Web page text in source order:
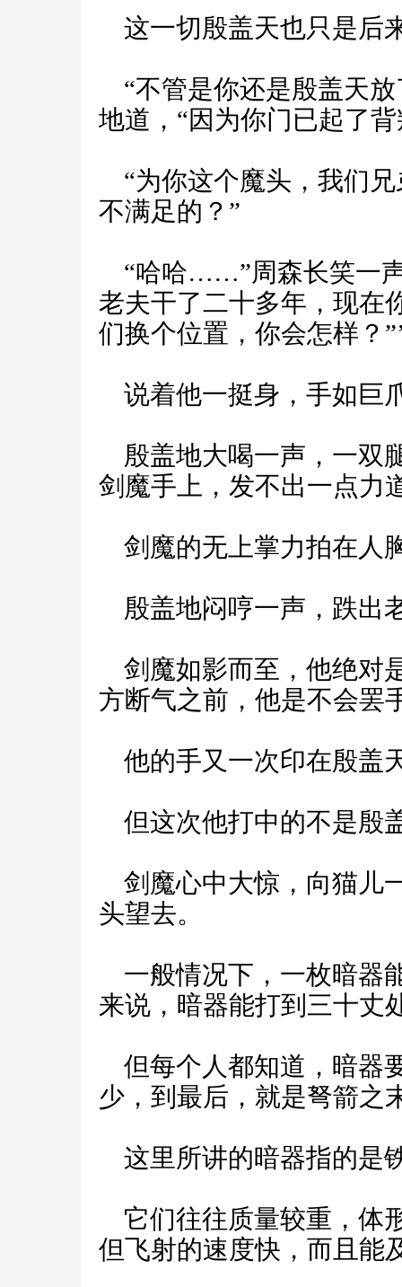
这一切殷盖天也只是后
“不管是你还是殷盖天放
地道，“因为你门已起了
“为你这个魔头，我们
不满足的？”
“哈哈……”周森长笑一声
老夫干了二十多年，现在
们换个位置，你会怎样？
说着他一挺身，手如巨
殷盖地大喝一声，一双
剑魔手上，发不出一点力
剑魔的无上掌力拍在人
殷盖地闷哼一声，跌出
剑魔如影而至，他绝对
方断气之前，他是不会罢
他的手又一次印在殷盖
但这次他打中的不是殷
剑魔心中大惊，向猫儿
头望去。
一般情况下，一枚暗器
来说，暗器能打到三十丈
但每个人都知道，暗器
少，到最后，就是弩箭之
这里所讲的暗器指的是
它们往往质量较重，体
但飞射的速度快，而且能